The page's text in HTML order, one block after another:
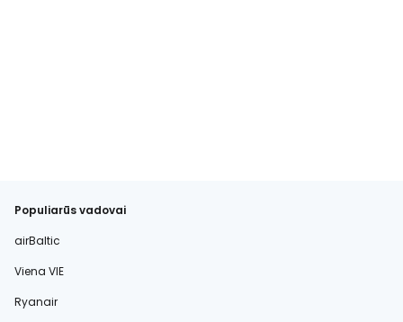
Populiarūs vadovai
airBaltic
Viena VIE
Ryanair